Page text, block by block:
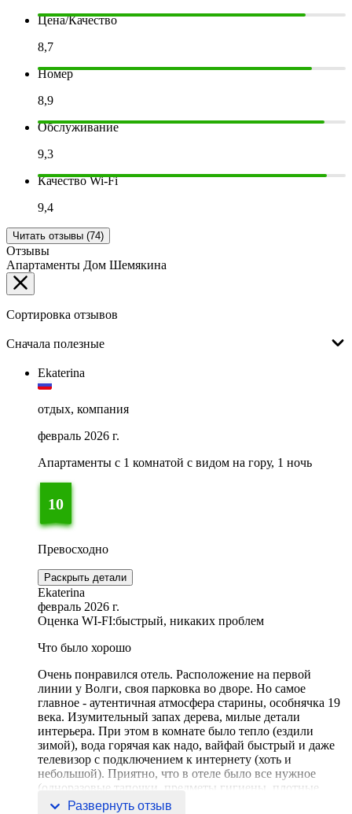
Цена/Качество
8,7
Номер
8,9
Обслуживание
9,3
Качество Wi-Fi
9,4
Читать отзывы (74)
Отзывы
Апартаменты Дом Шемякина
Сортировка отзывов
Сначала полезные
Ekaterina
отдых, компания
февраль 2026 г.
Апартаменты c 1 комнатой с видом на гору, 1 ночь
10
Превосходно
Раскрыть детали
Ekaterina
февраль 2026 г.
Оценка WI-FI:быстрый, никаких проблем
Что было хорошо
Очень понравился отель. Расположение на первой
линии у Волги, своя парковка во дворе. Но самое
главное - аутентичная атмосфера старины, особнячка 19
века. Изумительный запах дерева, милые детали
интерьера. При этом в комнате было тепло (ездили
зимой), вода горячая как надо, вайфай быстрый и даже
телевизор с подключением к интернету (хоть и
небольшой). Приятно, что в отеле было все нужное
(одноразовые тапочки, предметы гигиены, плотные
полотенца,
Развернуть отзыв